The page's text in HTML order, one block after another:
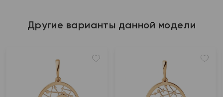
Другие варианты данной модели